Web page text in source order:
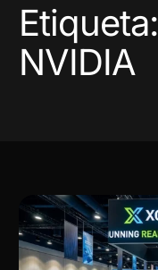
Etiqueta:
NVIDIA